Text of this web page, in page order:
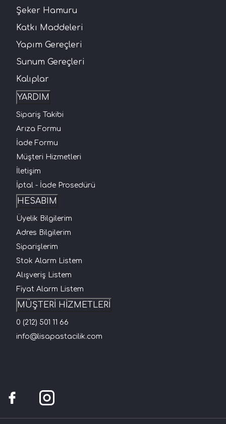
Şeker Hamuru
Katkı Maddeleri
Yapım Gereçleri
Sunum Gereçleri
Kalıplar
YARDIM
Sipariş Takibi
Arıza Formu
İade Formu
Müşteri Hizmetleri
İletişim
İptal - İade Prosedürü
HESABIM
Üyelik Bilgilerim
Adres Bilgilerim
Siparişlerim
Stok Alarm Listem
Alışveriş Listem
Fiyat Alarm Listem
MÜŞTERİ HİZMETLERİ
0 (212) 501 11 66
info@lisapastacilik.com